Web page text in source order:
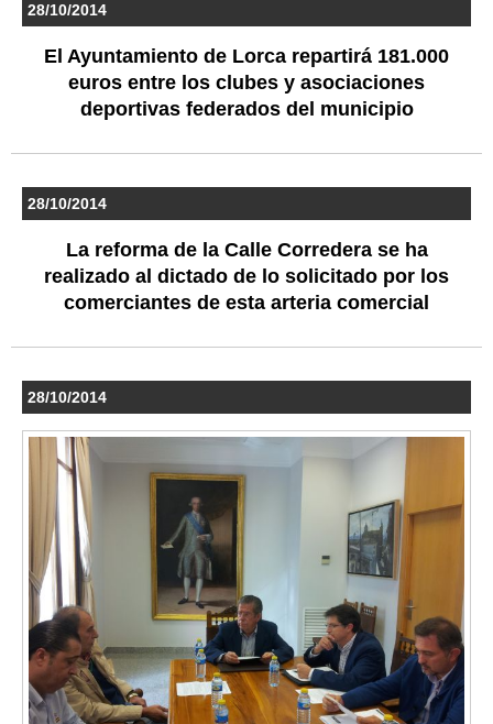
28/10/2014
El Ayuntamiento de Lorca repartirá 181.000
euros entre los clubes y asociaciones
deportivas federados del municipio
28/10/2014
La reforma de la Calle Corredera se ha
realizado al dictado de lo solicitado por los
comerciantes de esta arteria comercial
28/10/2014